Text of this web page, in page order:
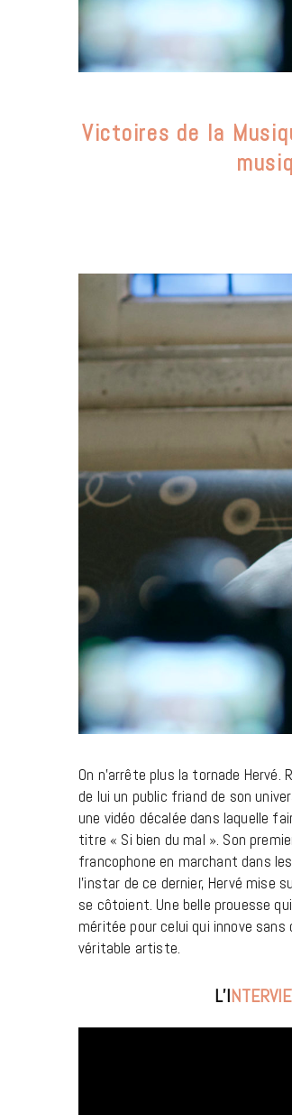
Victoires de la
On n’arrête plus la tornade
de lui un public friand de son
une vidéo décalée dans laquelle
titre « Si bien du mal ». Son
francophone en marchant dans
l’instar de ce dernier, Hervé
se côtoient. Une belle prouesse
méritée pour celui qui innove
véritable artiste.
L’I